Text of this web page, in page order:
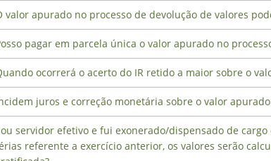
valor apurado no processo de devolução de valores
pagar em parcela única o valor apurado no
ocorrerá o acerto do IR retido a maior sobre o
juros e correção monetária sobre o valor
servidor efetivo e fui exonerado/dispensado de
referente a exercício anterior, os valores serão